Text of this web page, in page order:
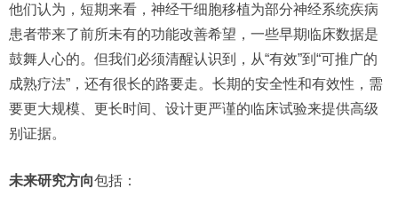
他们认为，短期来看，神经干细胞移植为部分神经系统疾病
患者带来了前所未有的功能改善希望，一些早期临床数据是
鼓舞人心的。但我们必须清醒认识到，从“有效”到“可推广的
成熟疗法”，还有很长的路要走。长期的安全性和有效性，需
要更大规模、更长时间、设计更严谨的临床试验来提供高级
别证据。
未来研究方向包括：